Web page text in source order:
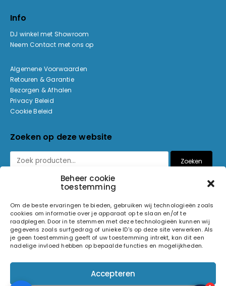
Beheer cookie
toestemming
Om de beste ervaringen te bieden, gebruiken wij technologieën zoals
cookies om informatie over je apparaat op te slaan en/of te
raadplegen. Door in te stemmen met deze technologieën kunnen wij
gegevens zoals surfgedrag of unieke ID's op deze site verwerken. Als
je geen toestemming geeft of uw toestemming intrekt, kan dit een
nadelige invloed hebben op bepaalde functies en mogelijkheden.
Accepteren
Info
DJ winkel met Showroom
Neem Contact met ons op
Algemene Voorwaarden
Retouren & Garantie
Bezorgen & Afhalen
Privacy Beleid
Cookie Beleid
Zoeken op deze website
Zoeken
© 2026 Light and Sound Factory. Alle rechten voorbehouden.